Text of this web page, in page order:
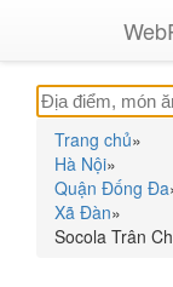
Trang chủ»
Hà Nội»
Quận Đống Đa
Xã Đàn»
Socola Trân